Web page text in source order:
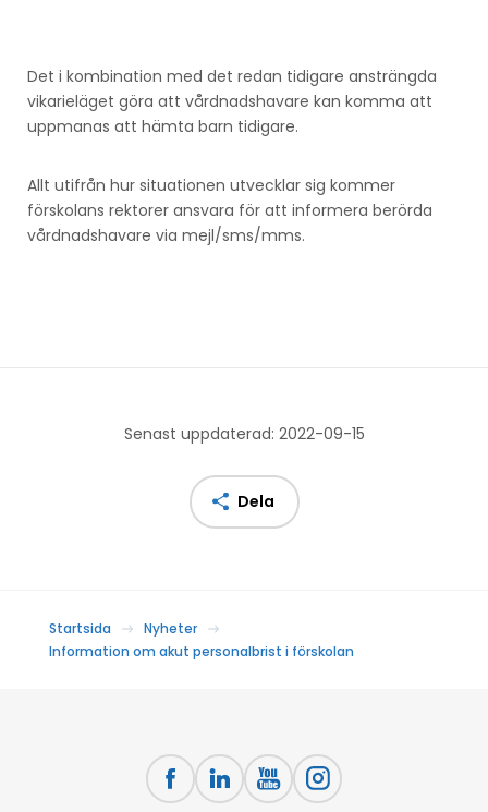
Det i kombination med det redan tidigare ansträngda
vikarieläget göra att vårdnadshavare kan komma att
uppmanas att hämta barn tidigare.
Allt utifrån hur situationen utvecklar sig kommer
förskolans rektorer ansvara för att informera berörda
vårdnadshavare via mejl/sms/mms.
Senast uppdaterad: 2022-09-15
Dela
Startsida
Nyheter
Information om akut personalbrist i förskolan